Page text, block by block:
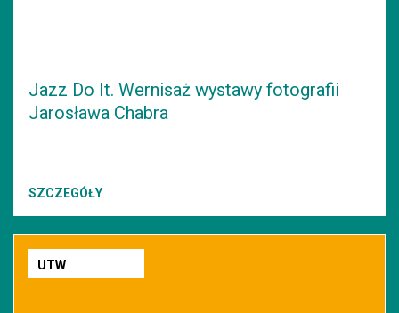
Jazz Do It. Wernisaż wystawy fotografii
Jarosława Chabra
SZCZEGÓŁY
UTW